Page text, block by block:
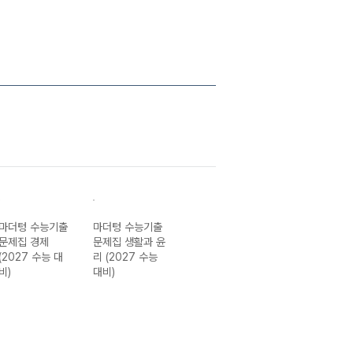
마더텅 수능기출
제집 경제
(2027 수능 대
비)
마더텅 수능기출
문제집 생활과 윤
리 (2027 수능
대비)